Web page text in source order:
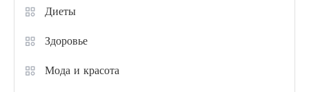
Диеты
Здоровье
Мода и красота